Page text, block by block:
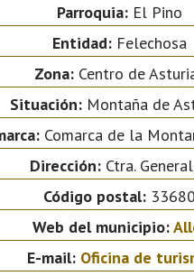
Parroquia:El Pino
Entidad:Felechosa
Zona:Centro de
Situación:Montaña de
Comarca de la
Dirección:Ctra.
Código postal:33680
Web del municipio:
E-mail: Oficina de